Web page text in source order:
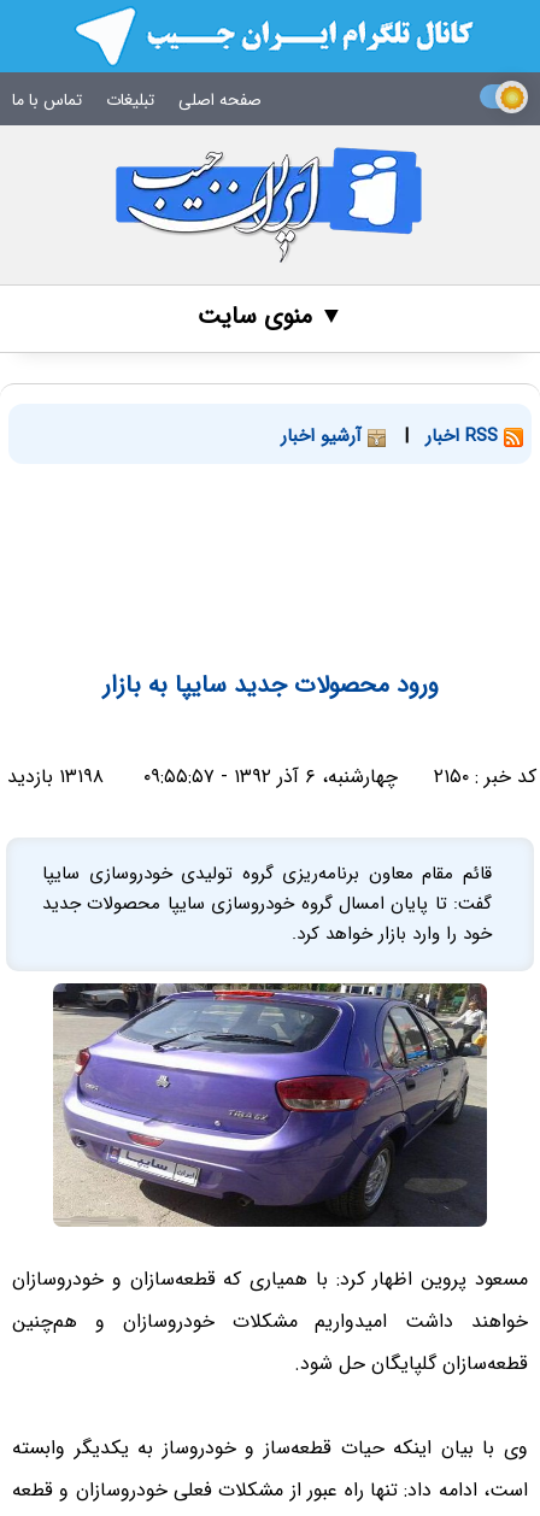
صفحه اصلی تبلیغات تماس با ما
▼ منوی سایت
| آرشیو اخبار
ورود محصولات جدید سایپا به بازار
کد خبر :۲۱۵۰ چهارشنبه، ۶ آذر ۱۳۹۲ - ۰۹:۵۵:۵۷ ۱۳۱۹۸ بازدید
قائم مقام معاون برنامه‌ریزی گروه تولیدی خودروسازی سایپا
گفت: تا پایان امسال گروه خودروسازی سایپا محصولات جدید
خود را وارد بازار خواهد کرد.
مسعود پروین اظهار کرد: با همیاری‌ که قطعه‌سازان و خودروسازان
خواهند داشت امیدواریم مشکلات خودروسازان و هم‌چنین
قطعه‌سازان گلپایگان حل شود.
وی با بیان اینکه حیات قطعه‌ساز و خودروساز به یکدیگر وابسته
است، ادامه داد: تنها راه عبور از مشکلات فعلی خودروسازان و قطعه